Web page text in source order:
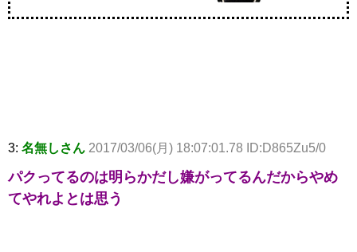
3: 名無しさん 2017/03/06(月) 18:07:01.78 ID:D865Zu5/0
パクってるのは明らかだし嫌がってるんだからやめ
てやれよとは思う